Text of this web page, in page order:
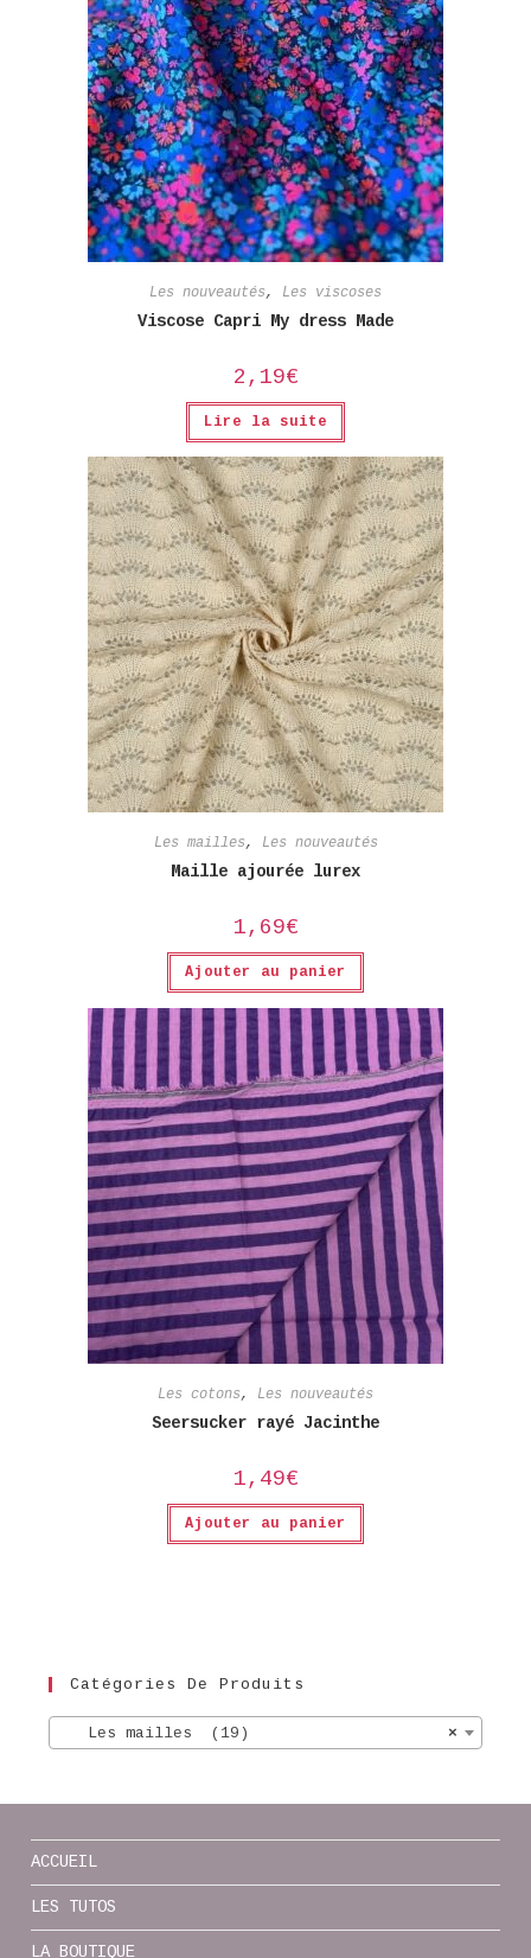
Les nouveautés, Les viscoses
Viscose Capri My dress Made
2,19€
Lire la suite
Les mailles, Les nouveautés
Maille ajourée lurex
1,69€
Ajouter au panier
Les cotons, Les nouveautés
Seersucker rayé Jacinthe
1,49€
Ajouter au panier
Catégories De Produits
×
Les mailles (19)
ACCUEIL
LES TUTOS
LA BOUTIQUE